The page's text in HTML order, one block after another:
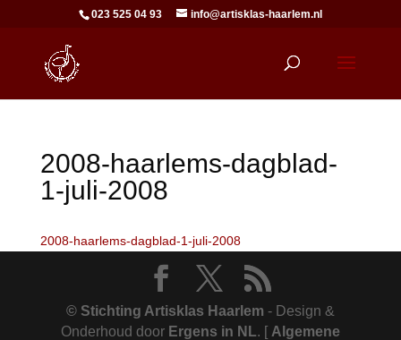
023 525 04 93 info@artisklas-haarlem.nl
2008-haarlems-dagblad-
1-juli-2008
2008-haarlems-dagblad-1-juli-2008
© Stichting Artisklas Haarlem - Design &
Onderhoud door Ergens in NL. [ Algemene